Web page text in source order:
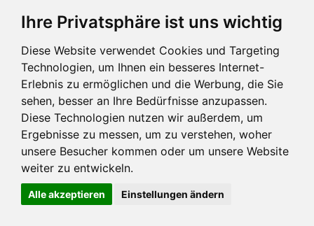
Ihre Privatsphäre ist uns wichtig
Diese Website verwendet Cookies und Targeting
Technologien, um Ihnen ein besseres Internet-
Erlebnis zu ermöglichen und die Werbung, die Sie
sehen, besser an Ihre Bedürfnisse anzupassen.
Diese Technologien nutzen wir außerdem, um
Ergebnisse zu messen, um zu verstehen, woher
unsere Besucher kommen oder um unsere Website
weiter zu entwickeln.
Alle akzeptieren Einstellungen ändern
R
Impressum und mehr